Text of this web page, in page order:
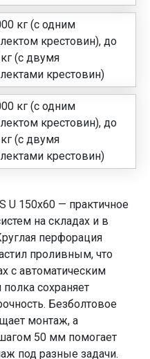
кг (с одним
крестовин), до
(с двумя
крестовин)
кг (с одним
крестовин), до
(с двумя
крестовин)
U 150х60 — практичное
на складах и в
перфорация
проливным, что
с автоматическим
сохраняет
Безболтовое
монтаж, а
50 мм помогает
под разные задачи.